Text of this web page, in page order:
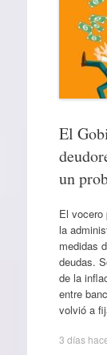
El
un
El vocero
la
medidas
deudas.
de la
entre
volvió a
3 días